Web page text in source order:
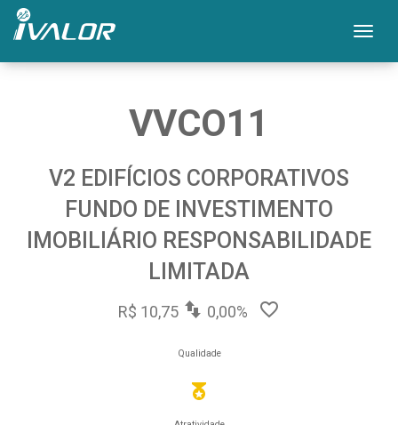
VVCO11
V2 EDIFÍCIOS CORPORATIVOS
FUNDO DE INVESTIMENTO
IMOBILIÁRIO RESPONSABILIDADE
LIMITADA
R$ 10,75 0,00%
Qualidade